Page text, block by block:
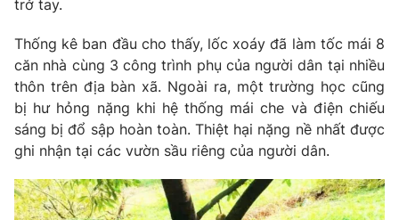
Cơ quan báo chí:Thời báo VTV
Giấy phép hoạt động báo in và báo điện tử số 483/GP-BTTTT
cấp ngày 29/12/2023
Tổng Biên tập:
Vũ Thanh Thủy
Phó Tổng Biên tập:
Nguyễn Thị Mỹ Hạnh, Phạm Quốc Thắng,
Nguyễn Trọng Ninh
Tổng đài VTV:024.38 355 931 - 024.38 355 932
Ðiện thoại Thời báo VTV:024.66 897 897
trở tay.
Thống kê ban đầu cho thấy, lốc xoáy đã làm tốc mái 8
căn nhà cùng 3 công trình phụ của người dân tại nhiều
thôn trên địa bàn xã. Ngoài ra, một trường học cũng
bị hư hỏng nặng khi hệ thống mái che và điện chiếu
sáng bị đổ sập hoàn toàn. Thiệt hại nặng nề nhất được
ghi nhận tại các vườn sầu riêng của người dân.